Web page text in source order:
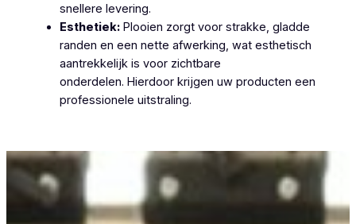
snellere levering.
Esthetiek:Plooien zorgt voor strakke, gladde
randen en een nette afwerking, wat esthetisch
aantrekkelijk is voor zichtbare
onderdelen. Hierdoor krijgen uw producten een
professionele uitstraling.